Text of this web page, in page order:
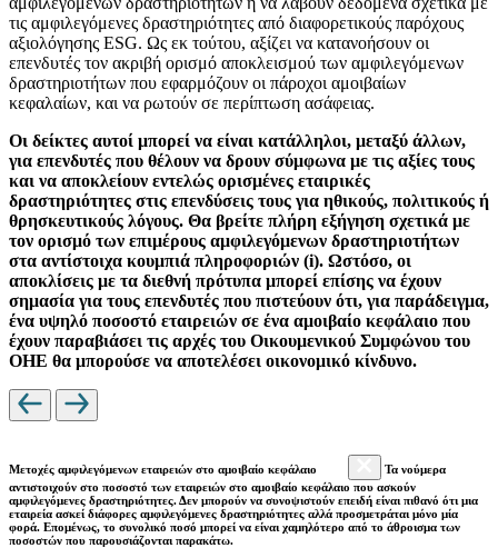
τις αμφιλεγόμενες δραστηριότητες από διαφορετικούς παρόχους
αξιολόγησης ESG. Ως εκ τούτου, αξίζει να κατανοήσουν οι
επενδυτές τον ακριβή ορισμό αποκλεισμού των αμφιλεγόμενων
δραστηριοτήτων που εφαρμόζουν οι πάροχοι αμοιβαίων
κεφαλαίων, και να ρωτούν σε περίπτωση ασάφειας.
Οι δείκτες αυτοί μπορεί να είναι κατάλληλοι, μεταξύ άλλων,
για επενδυτές που θέλουν να δρουν σύμφωνα με τις αξίες τους
και να αποκλείουν εντελώς ορισμένες εταιρικές
δραστηριότητες στις επενδύσεις τους για ηθικούς, πολιτικούς ή
θρησκευτικούς λόγους. Θα βρείτε πλήρη εξήγηση σχετικά με
τον ορισμό των επιμέρους αμφιλεγόμενων δραστηριοτήτων
στα αντίστοιχα κουμπιά πληροφοριών (i). Ωστόσο, οι
αποκλίσεις με τα διεθνή πρότυπα μπορεί επίσης να έχουν
σημασία για τους επενδυτές που πιστεύουν ότι, για παράδειγμα,
ένα υψηλό ποσοστό εταιρειών σε ένα αμοιβαίο κεφάλαιο που
έχουν παραβιάσει τις αρχές του Οικουμενικού Συμφώνου του
ΟΗΕ θα μπορούσε να αποτελέσει οικονομικό κίνδυνο.
Μετοχές αμφιλεγόμενων εταιρειών στο αμοιβαίο κεφάλαιο
Τα νούμερα
αντιστοιχούν στο ποσοστό των εταιρειών στο αμοιβαίο κεφάλαιο που ασκούν
αμφιλεγόμενες δραστηριότητες. Δεν μπορούν να συνοψιστούν επειδή είναι πιθανό ότι μια
εταιρεία ασκεί διάφορες αμφιλεγόμενες δραστηριότητες αλλά προσμετράται μόνο μία
φορά. Επομένως, το συνολικό ποσό μπορεί να είναι χαμηλότερο από το άθροισμα των
ποσοστών που παρουσιάζονται παρακάτω.